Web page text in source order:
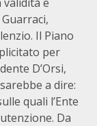
Il Piano
per
D’Orsi,
a dire:
quali l’Ente
Da